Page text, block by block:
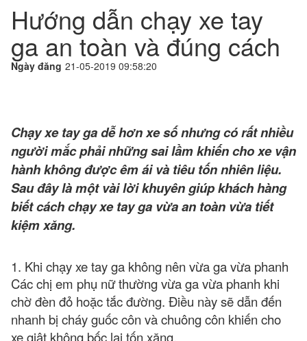
Hướng dẫn chạy xe tay
ga an toàn và đúng cách
Ngày đăng 21-05-2019 09:58:20
Chạy xe tay ga dễ hơn xe số nhưng có rất nhiều
người mắc phải những sai lầm khiến cho xe vận
hành không được êm ái và tiêu tốn nhiên liệu.
Sau đây là một vài lời khuyên giúp khách hàng
biết cách chạy xe tay ga vừa an toàn vừa tiết
kiệm xăng.
1. Khi chạy xe tay ga không nên vừa ga vừa phanh
Các chị em phụ nữ thường vừa ga vừa phanh khi
chờ đèn đỏ hoặc tắc đường. Điều này sẽ dẫn đến
nhanh bị cháy guốc côn và chuông côn khiến cho
xe giật không bốc lại tốn xăng.